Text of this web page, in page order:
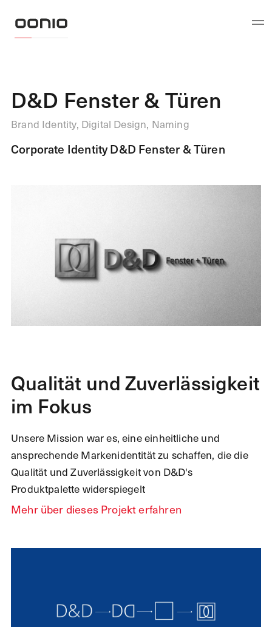
D&D Fenster & Türen
Brand Identity, Digital Design, Naming
Corporate Identity D&D Fenster & Türen
Qualität und Zuverlässigkeit
im Fokus
Unsere Mission war es, eine einheitliche und
ansprechende Markenidentität zu schaffen, die die
Qualität und Zuverlässigkeit von D&D's
Produktpalette widerspiegelt
Mehr über dieses Projekt erfahren